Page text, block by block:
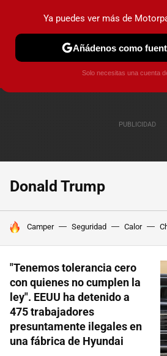
PRUEBAS COCHES ELÉCTRICOS
Donald Trump
HOY SE HABLA DE
Camper Seguridad Calor
"Tenemos tolerancia cero
con quienes no cumplen la
ley". EEUU ha detenido a
475 trabajadores
presuntamente ilegales en
una fábrica de Hyundai
Ya puedes ver más de
Añádenos como
Solo necesitas una cuenta